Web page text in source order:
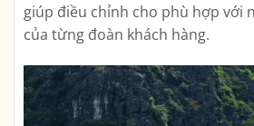
giúp điều chỉnh cho phù hợp với
của từng đoàn khách hàng.